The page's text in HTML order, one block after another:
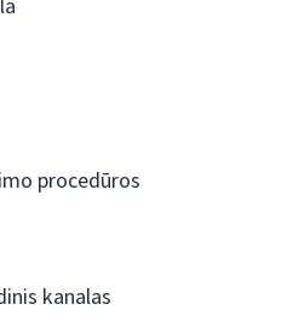
procedūros
kanalas